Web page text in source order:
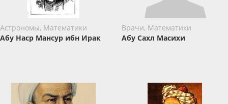
Астрономы, Математики
Абу Наср Мансур ибн Ирак
Врачи, Математики
Абу Сахл Масихи